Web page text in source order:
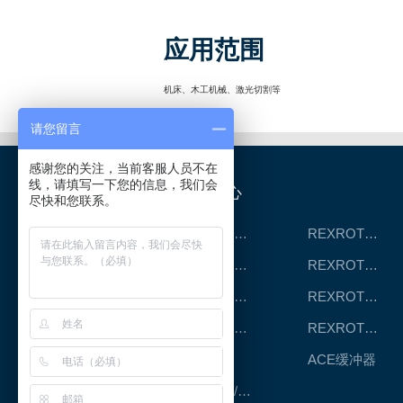
应用范围
机床、木工机械、激光切割等
产品中心
REXROTH工厂解决方案 REXROTH/力士乐线性产品
REXROTH丝杠螺母 REXROTH直线模组
REXROTH测量系统IMS REXROTH/力士乐电动缸
REXROTH/力士乐油压 REXROTH/力士乐伺服驱动
ACE缓冲器
RENOLD/雷诺德工业链条
请您留言
感谢您的关注，当前客服人员不在
线，请填写一下您的信息，我们会
尽快和您联系。